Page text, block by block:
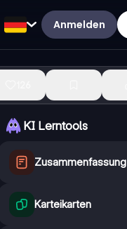
Anmelden
KI Lerntools
Zusammenfassung
Karteikarten